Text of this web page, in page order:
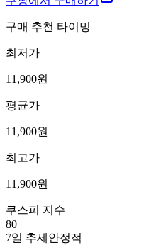
구매 추천 타이밍
최저가
11,900원
평균가
11,900원
최고가
11,900원
쿠스피 지수
80
7일 추세 안정적